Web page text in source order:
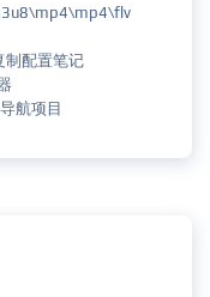
制配置笔记
航项目